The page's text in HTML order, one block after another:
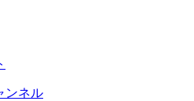
ンネル